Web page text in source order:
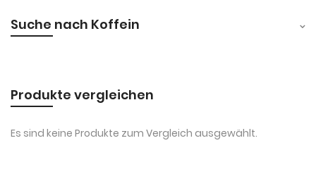
Suche nach Koffein
Produkte vergleichen
Es sind keine Produkte zum Vergleich ausgewählt.